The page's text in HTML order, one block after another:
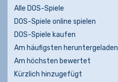
Alle DOS-Spiele
DOS-Spiele online spielen
DOS-Spiele kaufen
Am häufigsten heruntergeladen
Am höchsten bewertet
Kürzlich hinzugefügt